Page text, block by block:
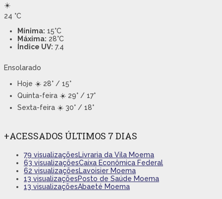
☀️
24 °C
Mínima: 15°C
Máxima: 28°C
Índice UV: 7.4
Ensolarado
Hoje ☀️ 28° / 15°
Quinta-feira ☀️ 29° / 17°
Sexta-feira ☀️ 30° / 18°
+ACESSADOS ÚLTIMOS 7 DIAS
79 visualizaçõesLivraria da Vila Moema
63 visualizaçõesCaixa Econômica Federal
62 visualizaçõesLavoisier Moema
13 visualizaçõesPosto de Saúde Moema
13 visualizaçõesAbaeté Moema